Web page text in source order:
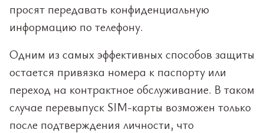
просят передавать конфиденциальную
информацию по телефону.
Одним из самых эффективных способов защиты
остается привязка номера к паспорту или
переход на контрактное обслуживание. В таком
случае перевыпуск SIM-карты возможен только
после подтверждения личности, что